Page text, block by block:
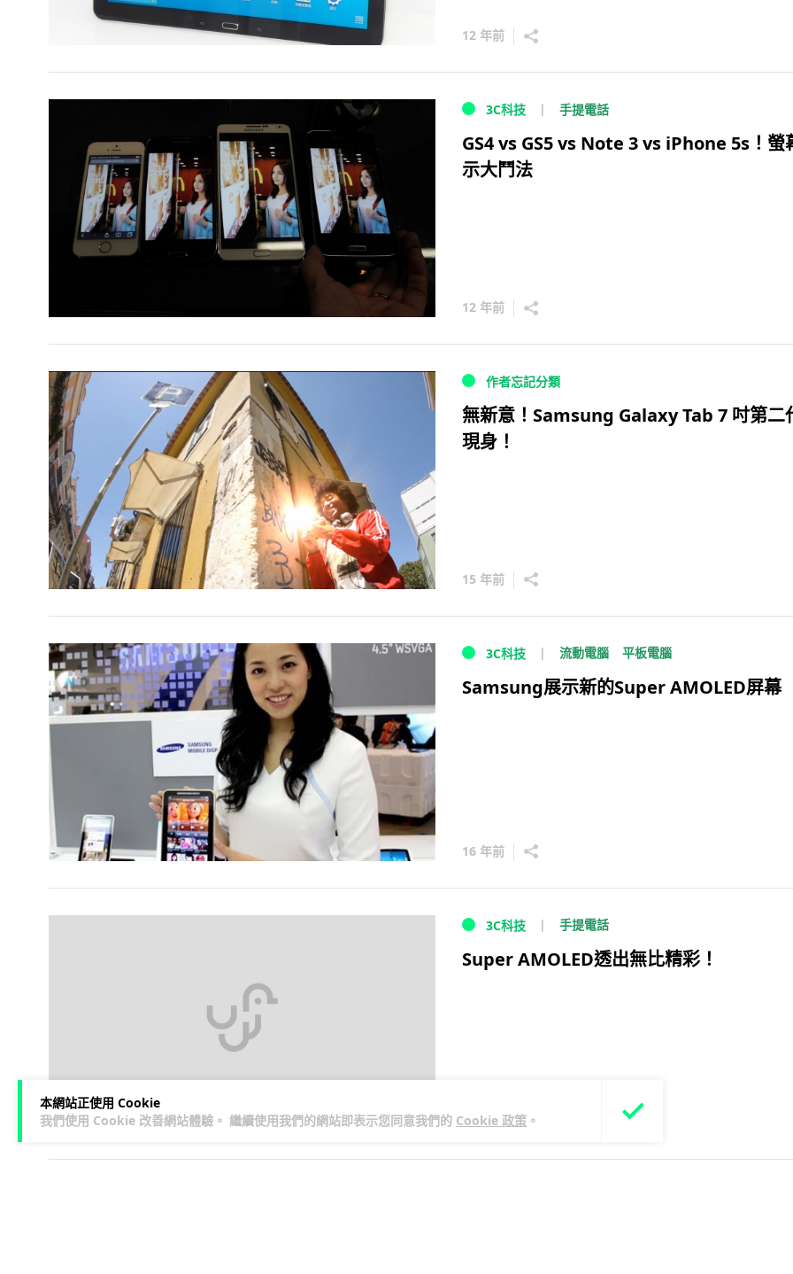
本網站正使用 Cookie
我們使用 Cookie 改善網站體驗。 繼續使用我們的網站即表示您同意我們的 Cookie 政策 。
12 年前
3C科技 手提電話
GS4 vs GS5 vs Note 3 vs iPhone 5s！螢
示大鬥法
12 年前
作者忘記分類
無新意！Samsung Galaxy Tab 7 吋第二
現身！
15 年前
3C科技 流動電腦 平板電腦
Samsung展示新的Super AMOLED屏幕
16 年前
3C科技 手提電話
Super AMOLED透出無比精彩！
16 年前